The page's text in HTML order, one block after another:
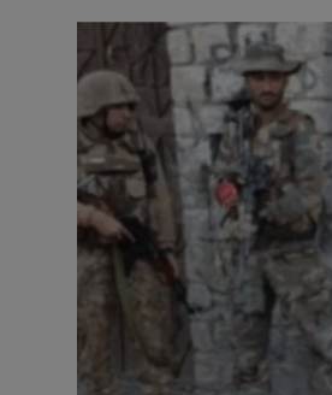
झारखण्ड
राजस्थान
छत्तीसगढ़
विश्व सहित्य